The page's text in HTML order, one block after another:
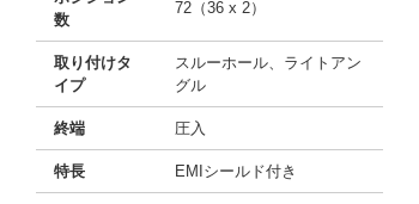
数
72（36 x 2）
取り付けタ
イプ
スルーホール、ライトアン
グル
終端 圧入
特長 EMIシールド付き